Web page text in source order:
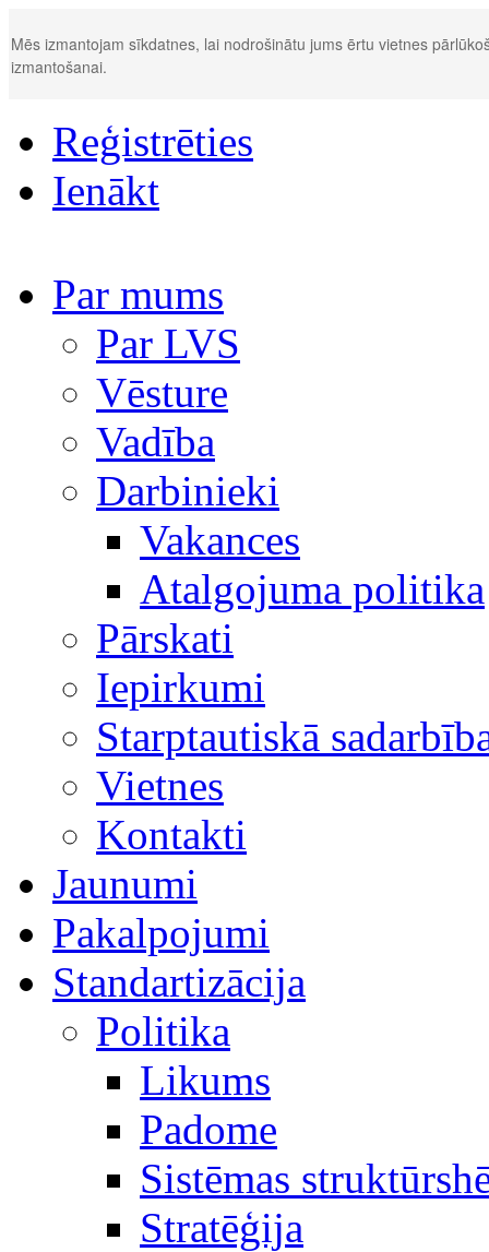
Mēs izmantojam sīkdatnes, lai nodrošinātu jums ērtu vietnes
izmantošanai.
Reģistrēties
Ienākt
Par mums
Par LVS
Vēsture
Vadība
Darbinieki
Vakances
Atalgojuma politika
Pārskati
Iepirkumi
Starptautiskā
Vietnes
Kontakti
Jaunumi
Pakalpojumi
Standartizācija
Politika
Likums
Padome
Sistēmas
Stratēģija